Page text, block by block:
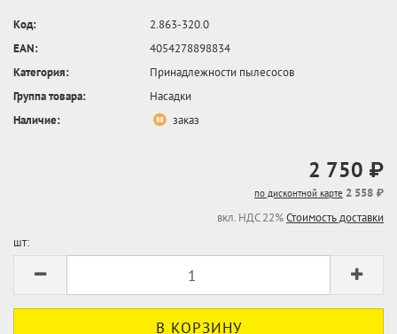
Код:
2.863-320.0
EAN:
4054278898834
Категория:
Принадлежности пылесосов
Группа товара:
Насадки
Наличие:
заказ
2 750 ₽
по дисконтной карте 2 558 ₽
вкл. НДС 22%Стоимость доставки
шт: